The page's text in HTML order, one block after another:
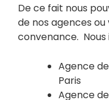
De ce fait nous
de nos agences
convenance.
Agence
Paris
Agence